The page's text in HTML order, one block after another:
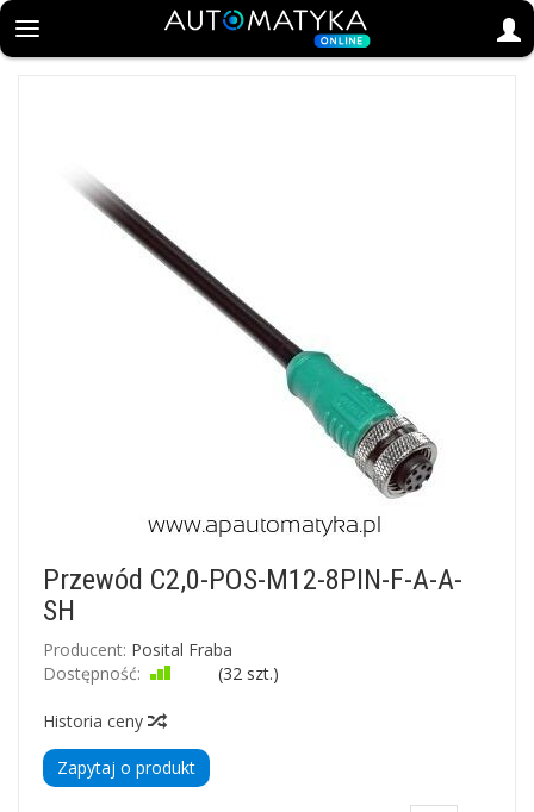
Przewód C2,0-POS-M12-8PIN-F-A-A-
SH
Producent: Posital Fraba
Dostępność:
(32 szt.)
Historia ceny
Zapytaj o produkt